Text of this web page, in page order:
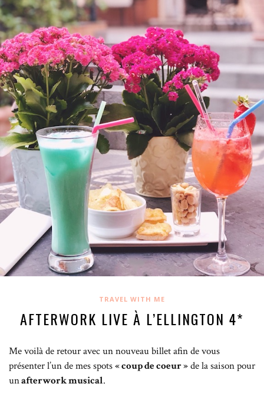
TRAVEL WITH ME
AFTERWORK LIVE À L’ELLINGTON 4*
Me voilà de retour avec un nouveau billet afin de vous
présenter l’un de mes spots« coup de coeur »de la saison pour
unafterwork musical.